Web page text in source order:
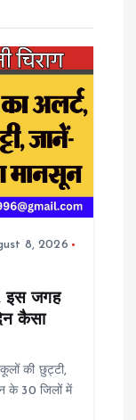
8, 2026
इस जगह
कैसा
की छुट्टी,
के 30 जिलों में